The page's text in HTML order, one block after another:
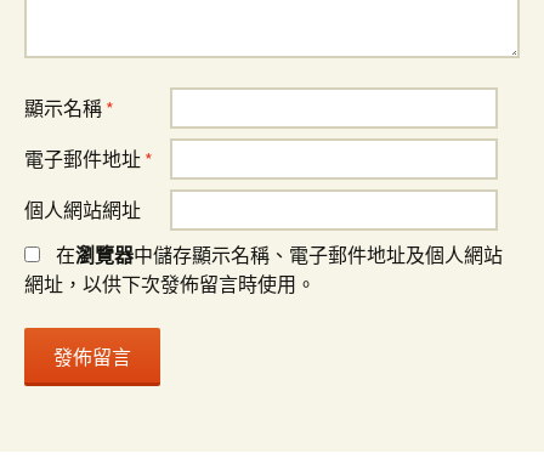
顯示名稱 *
電子郵件地址 *
個人網站網址
在瀏覽器中儲存顯示名稱、電子郵件地址及個人網站
網址，以供下次發佈留言時使用。